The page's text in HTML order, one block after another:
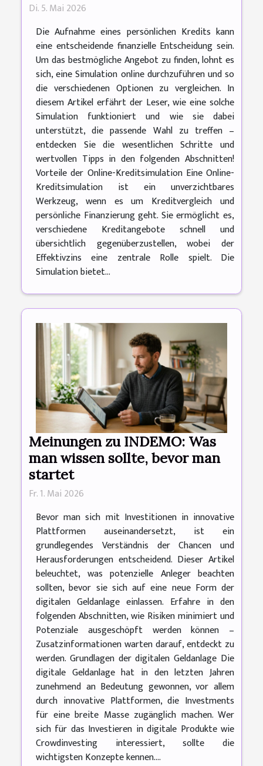
Di. 5. Mai 2026
Die Aufnahme eines persönlichen Kredits kann
eine entscheidende finanzielle Entscheidung sein.
Um das bestmögliche Angebot zu finden, lohnt es
sich, eine Simulation online durchzuführen und so
die verschiedenen Optionen zu vergleichen. In
diesem Artikel erfährt der Leser, wie eine solche
Simulation funktioniert und wie sie dabei
unterstützt, die passende Wahl zu treffen –
entdecken Sie die wesentlichen Schritte und
wertvollen Tipps in den folgenden Abschnitten!
Vorteile der Online-Kreditsimulation Eine Online-
Kreditsimulation ist ein unverzichtbares
Werkzeug, wenn es um Kreditvergleich und
persönliche Finanzierung geht. Sie ermöglicht es,
verschiedene Kreditangebote schnell und
übersichtlich gegenüberzustellen, wobei der
Effektivzins eine zentrale Rolle spielt. Die
Simulation bietet...
Meinungen zu INDEMO: Was
man wissen sollte, bevor man
startet
Fr. 1. Mai 2026
Bevor man sich mit Investitionen in innovative
Plattformen auseinandersetzt, ist ein
grundlegendes Verständnis der Chancen und
Herausforderungen entscheidend. Dieser Artikel
beleuchtet, was potenzielle Anleger beachten
sollten, bevor sie sich auf eine neue Form der
digitalen Geldanlage einlassen. Erfahre in den
folgenden Abschnitten, wie Risiken minimiert und
Potenziale ausgeschöpft werden können –
Zusatzinformationen warten darauf, entdeckt zu
werden. Grundlagen der digitalen Geldanlage Die
digitale Geldanlage hat in den letzten Jahren
zunehmend an Bedeutung gewonnen, vor allem
durch innovative Plattformen, die Investments
für eine breite Masse zugänglich machen. Wer
sich für das Investieren in digitale Produkte wie
Crowdinvesting interessiert, sollte die
wichtigsten Konzepte kennen....